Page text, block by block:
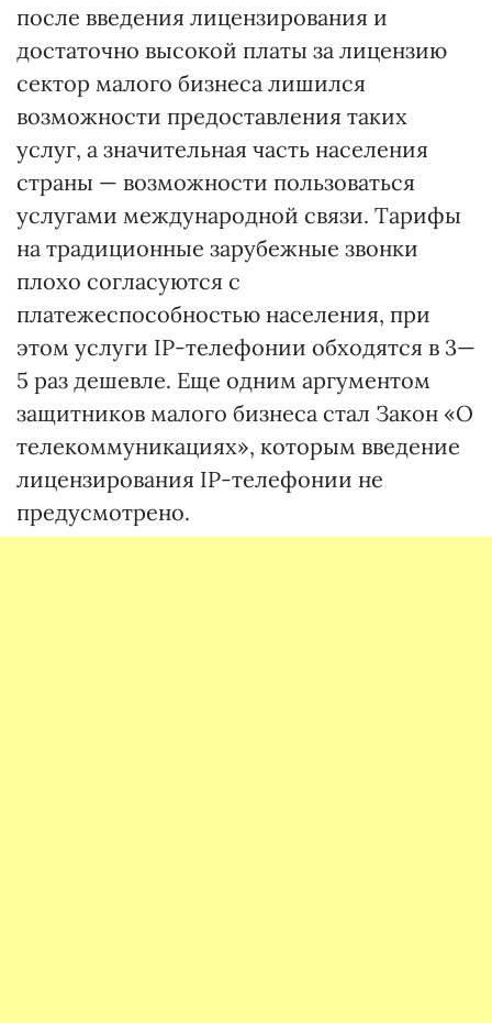
после введения лицензирования и
достаточно высокой платы за лицензию
сектор малого бизнеса лишился
возможности предоставления таких
услуг, а значительная часть населения
страны — возможности пользоваться
услугами международной связи. Тарифы
на традиционные зарубежные звонки
плохо согласуются с
платежеспособностью населения, при
этом услуги IP-телефонии обходятся в 3—
5 раз дешевле. Еще одним аргументом
защитников малого бизнеса стал Закон «О
телекоммуникациях», которым введение
лицензирования IP-телефонии не
предусмотрено.